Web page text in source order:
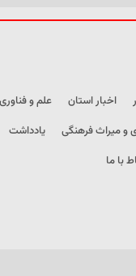
اخبار استان علم و فناوری
و میراث فرهنگی یادداشت
با ما